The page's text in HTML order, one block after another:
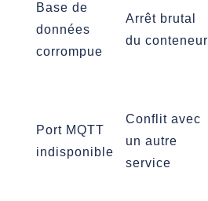
Base de
données
corrompue
Arrêt brutal
du conteneur
Port MQTT
indisponible
Conflit avec
un autre
service